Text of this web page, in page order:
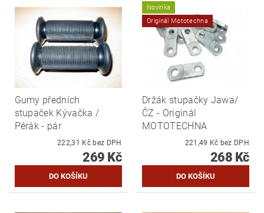
Gumy předních
stupaček Kývačka /
Pérák - pár
222,31 Kč bez DPH
269 Kč
Novinka
Originál Mototechna
Držák stupačky Jawa/
ČZ - Originál
MOTOTECHNA
221,49 Kč bez DPH
268 Kč